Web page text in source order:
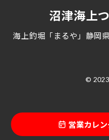
営業カレ
沼津海上
海上釣堀「まるや」静岡
©